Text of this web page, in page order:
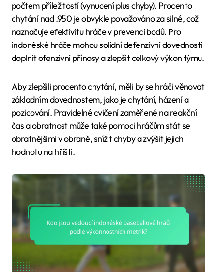
počtem příležitostí (vynucení plus chyby). Procento
chytání nad .950 je obvykle považováno za silné, což
naznačuje efektivitu hráče v prevenci bodů. Pro
indonéské hráče mohou solidní defenzivní dovednosti
doplnit ofenzivní přínosy a zlepšit celkový výkon týmu.
Aby zlepšili procento chytání, měli by se hráči věnovat
základním dovednostem, jako je chytání, házení a
pozicování. Pravidelné cvičení zaměřené na reakční
čas a obratnost může také pomoci hráčům stát se
obratnějšími v obraně, snížit chyby a zvýšit jejich
hodnotu na hřišti.